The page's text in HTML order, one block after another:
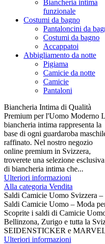
Biancheria intima
funzionale
Costumi da bagno
Pantaloncini da
Costumi da bagno
Accappatoi
Abbigliamento da notte
Pigiama
Camicie da notte
Camicie
Pantaloni
Biancheria Intima di Qualità
Premium per l'Uomo Moderno
biancheria intima rappresenta la
base di ogni guardaroba
raffinato. Nel nostro negozio
online premium in Svizzera,
troverete una selezione esclusiva
di biancheria intima che...
Ulteriori informazioni
Alla categoria Vendita
Saldi Camicie Uomo Svizzera –
Saldi Camicie Uomo – Moda
Scoprite i saldi di Camicie
Bellinzona, Zurigo e tutta la
SEIDENSTICKER e
Ulteriori informazioni